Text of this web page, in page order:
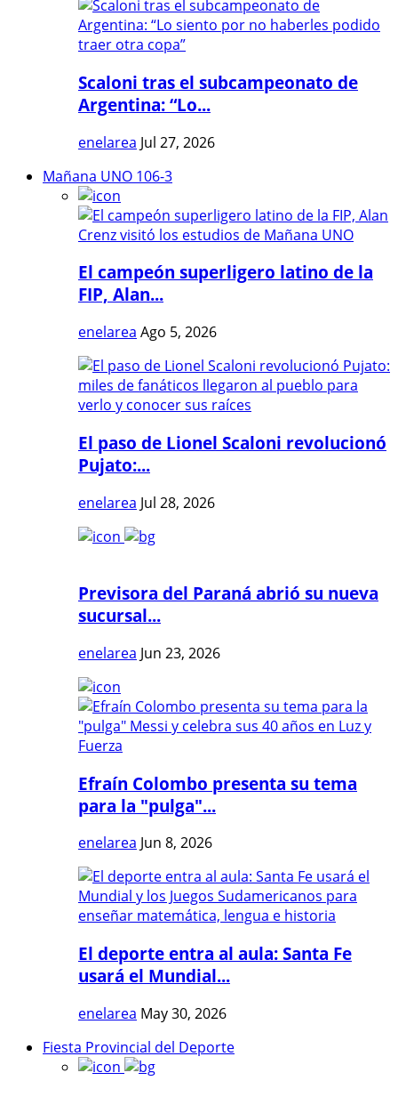
Scaloni tras el subcampeonato de
Argentina: “Lo...
enelarea Jul 27, 2026
Mañana UNO 106-3
El campeón superligero latino de la
FIP, Alan...
enelarea Ago 5, 2026
El paso de Lionel Scaloni revolucionó
Pujato:...
enelarea Jul 28, 2026
Previsora del Paraná abrió su nueva
sucursal...
enelarea Jun 23, 2026
Efraín Colombo presenta su tema
para la "pulga"...
enelarea Jun 8, 2026
El deporte entra al aula: Santa Fe
usará el Mundial...
enelarea May 30, 2026
Fiesta Provincial del Deporte